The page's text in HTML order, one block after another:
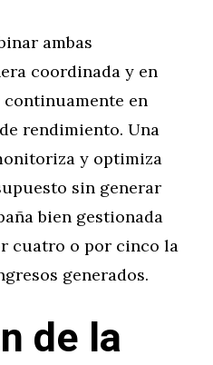
ambas
coordinada y en
continuamente en
rendimiento. Una
y optimiza
sin generar
bien gestionada
cuatro o por cinco la
generados.
de la